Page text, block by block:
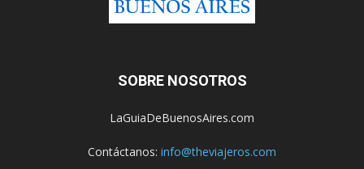
SOBRE NOSOTROS
LaGuiaDeBuenosAires.com
Contáctanos: info@theviajeros.com